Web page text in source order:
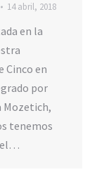
14 abril, 2018
en la
Cinco en
por
Mozetich,
tenemos